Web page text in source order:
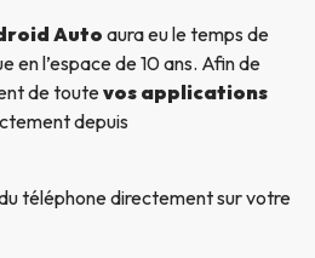
Auto aura eu le temps de
en l’espace de 10 ans. Afin de
de toutevos applications
depuis
téléphone directement sur votre